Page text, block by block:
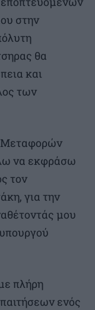
στην
θα
και
των
Μεταφορών
να εκφράσω
τον
για την
μου
πλήρη
ενός